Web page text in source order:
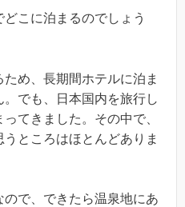
こに泊まるのでしょう
め、長期間ホテルに泊ま
でも、日本国内を旅行し
てきました。その中で、
ところはほとんどありま
で、できたら温泉地にあ